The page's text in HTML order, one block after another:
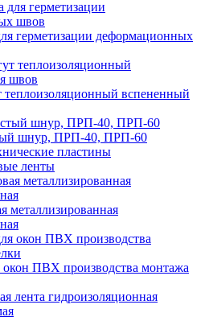
герметизации деформационных
вспененный
шнур, ПРП-40, ПРП-60
пластины
ленты
металлизированная
ПВХ производства монтажа